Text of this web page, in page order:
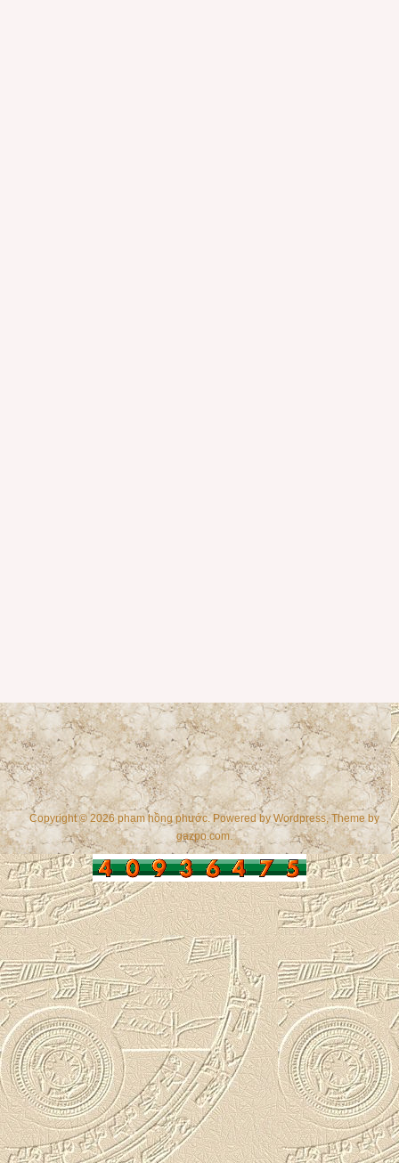
Copyright © 2026 phạm hồng phước. Powered byWordpress , Theme by
gazpo.com.